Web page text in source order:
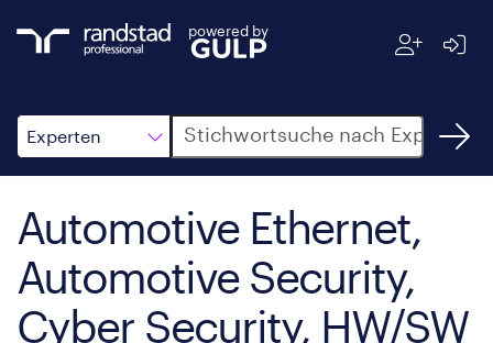
powered by
Experten
Suche
Automotive Ethernet,
Automotive Security,
Cyber Security, HW/SW